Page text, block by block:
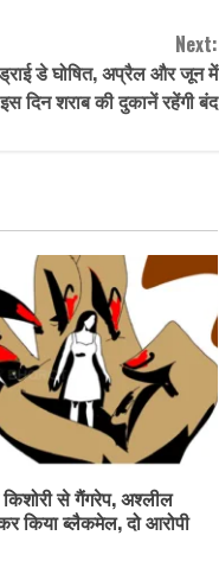
Next:
डे घोषित, अप्रैल और जून में
इस दिन शराब की दुकानें रहेंगी बंद
से गैंगरेप, अश्लील
किया ब्लैकमेल, दो आरोपी